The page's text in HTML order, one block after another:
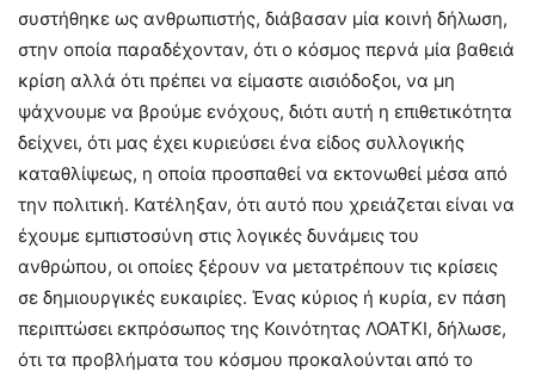
συστήθηκε ως ανθρωπιστής, διάβασαν μία κοινή δήλωση,
στην οποία παραδέχονταν, ότι ο κόσμος περνά μία βαθειά
κρίση αλλά ότι πρέπει να είμαστε αισιόδοξοι, να μη
ψάχνουμε να βρούμε ενόχους, διότι αυτή η επιθετικότητα
δείχνει, ότι μας έχει κυριεύσει ένα είδος συλλογικής
καταθλίψεως, η οποία προσπαθεί να εκτονωθεί μέσα από
την πολιτική. Κατέληξαν, ότι αυτό που χρειάζεται είναι να
έχουμε εμπιστοσύνη στις λογικές δυνάμεις του
ανθρώπου, οι οποίες ξέρουν να μετατρέπουν τις κρίσεις
σε δημιουργικές ευκαιρίες. Ένας κύριος ή κυρία, εν πάση
περιπτώσει εκπρόσωπος της Κοινότητας ΛΟΑΤΚΙ, δήλωσε,
ότι τα προβλήματα του κόσμου προκαλούνται από το